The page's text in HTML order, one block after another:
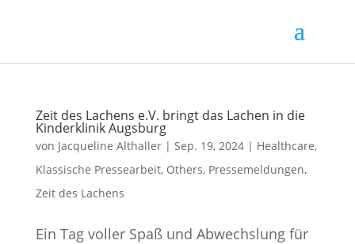
Zeit des Lachens e.V. bringt das Lachen in die
Kinderklinik Augsburg
von Jacqueline Althaller| Sep. 19, 2024| Healthcare,
Klassische Pressearbeit, Others, Pressemeldungen,
Zeit des Lachens
Ein Tag voller Spaß und Abwechslung für